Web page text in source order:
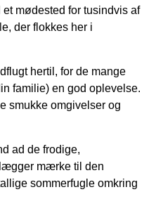
mødested for tusindvis af
der flokkes her i
hertil, for de mange
familie) en god oplevelse.
smukke omgivelser og
ad de frodige,
mærke til den
sommerfugle omkring